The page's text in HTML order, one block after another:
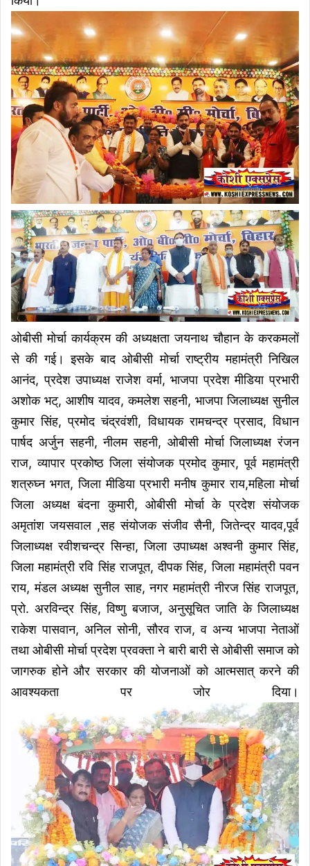
ओबीसी मोर्चा कार्यक्रम की अध्यक्षता जयनाथ चौहान के करकमलों
से की गई। इसके बाद ओबीसी मोर्चा राष्ट्रीय महामंत्री निखिल
आनंद, प्रदेश उपाध्यक्ष राजेश वर्मा, भाजपा प्रदेश मीडिया प्रभारी
अशोक भट्, आशीष यादव, कमलेश सहनी, भाजपा जिलाध्यक्ष सुनील
कुमार सिंह, प्रमोद चंद्रवंशी, विधायक रामचन्द्र प्रसाद, विधान
पार्षद अर्जुन सहनी, नीलम सहनी, ओबीसी मोर्चा जिलाध्यक्ष रंजन
राज, व्यापार प्रकोष्ठ जिला संयोजक प्रमोद कुमार, पूर्व महामंत्री
शत्रुघ्न भगत, जिला मीडिया प्रभारी मनीष कुमार राय,महिला मोर्चा
जिला अध्यक्ष बंदना कुमारी, ओबीसी मोर्चा के प्रदेश संयोजक
अमृतांश जयसवाल ,सह संयोजक संजीव सैनी, जितेन्द्र यादव,पूर्व
जिलाध्यक्ष रवीशचन्द्र सिन्हा, जिला उपाध्यक्ष अश्वनी कुमार सिंह,
जिला महामंत्री रवि सिंह राजपूत, दीपक सिंह, जिला महामंत्री पवन
राय, मंडल अध्यक्ष सुनील साह, नगर महामंत्री नीरज सिंह राजपूत,
प्रो. अरविन्द्र सिंह, विष्णु बजाज, अनुसूचित जाति के जिलाध्यक्ष
राकेश पासवान, अनिल सोनी, सौरव राज, व अन्य भाजपा नेताओं
तथा ओबीसी मोर्चा प्रदेश प्रवक्ता ने बारी बारी से ओबीसी समाज को
जागरुक होने और सरकार की योजनाओं को आत्मसात् करने की
आवश्यकता पर जोर दिया।